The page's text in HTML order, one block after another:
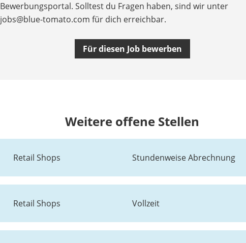
Bewerbungsportal. Solltest du Fragen haben, sind wir unter
jobs@blue-tomato.com für dich erreichbar.
Für diesen Job bewerben
Weitere offene Stellen
Retail Shops Stundenweise Abrechnung
Retail Shops Vollzeit